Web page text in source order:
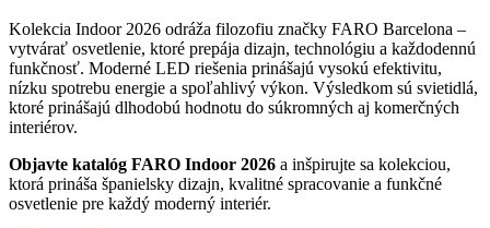
Kolekcia Indoor 2026 odráža filozofiu značky FARO Barcelona –
vytvárať osvetlenie, ktoré prepája dizajn, technológiu a každodennú
funkčnosť. Moderné LED riešenia prinášajú vysokú efektivitu,
nízku spotrebu energie a spoľahlivý výkon. Výsledkom sú svietidlá,
ktoré prinášajú dlhodobú hodnotu do súkromných aj komerčných
interiérov.
Objavte katalóg FARO Indoor 2026 a inšpirujte sa kolekciou,
ktorá prináša španielsky dizajn, kvalitné spracovanie a funkčné
osvetlenie pre každý moderný interiér.